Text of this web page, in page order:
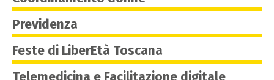
Previdenza
Feste di LiberEtà Toscana
Telemedicina e Facilitazione digitale